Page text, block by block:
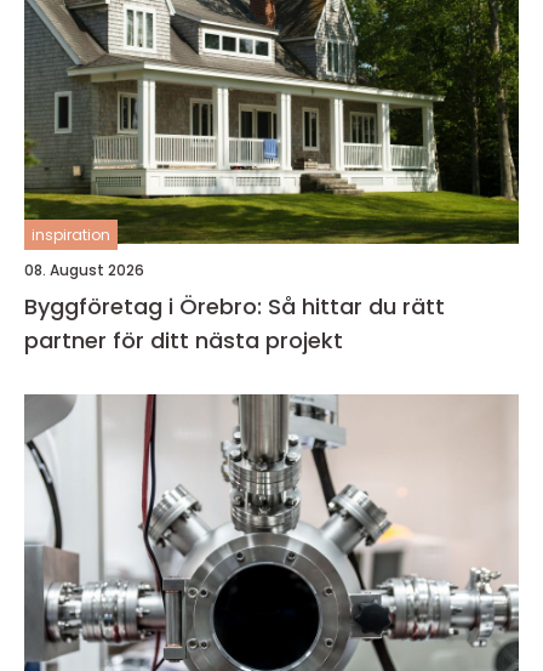
inspiration
08. August 2026
Byggföretag i Örebro: Så hittar du rätt
partner för ditt nästa projekt